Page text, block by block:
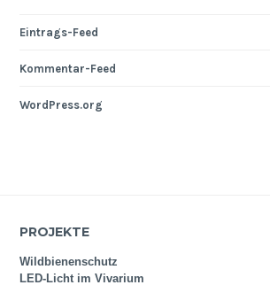
Eintrags-Feed
Kommentar-Feed
WordPress.org
PROJEKTE
Wildbienenschutz
LED-Licht im Vivarium